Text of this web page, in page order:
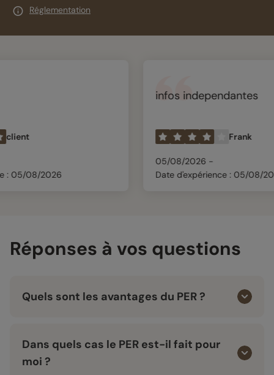
Réglementation
infos independantes
Frank
05/08/2026 -
Date d'expérience : 05/08/2026
Réponses à vos questions
Quels sont les avantages du PER ?
Dans quels cas le PER est-il fait pour
moi ?